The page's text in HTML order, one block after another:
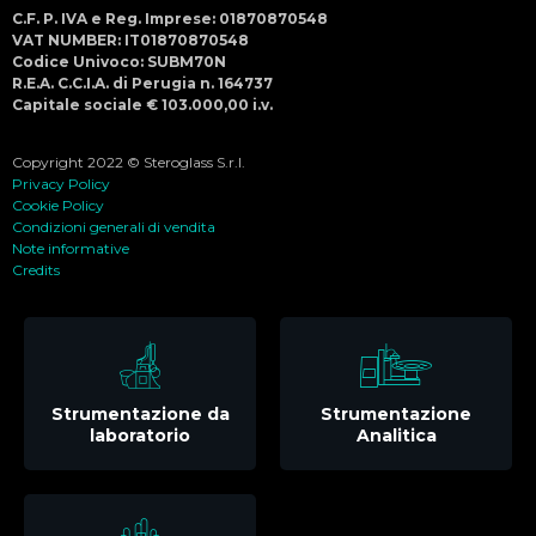
C.F. P. IVA e Reg. Imprese: 01870870548
VAT NUMBER: IT01870870548
Codice Univoco: SUBM70N
R.E.A. C.C.I.A. di Perugia n. 164737
Capitale sociale € 103.000,00 i.v.
Copyright 2022 © Steroglass S.r.l.
Privacy Policy
Cookie Policy
Condizioni generali di vendita
Note informative
Credits
Strumentazione da
laboratorio
Strumentazione
Analitica